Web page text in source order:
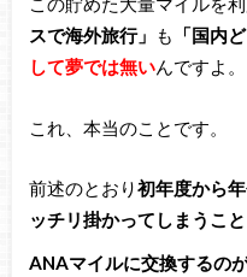
スで海外旅行」 も 「国内
して夢では無いんですよ。
これ、本当のことです。
前述のとおり初年度から
ッチリ掛かってしまうこ
ANAマイルに交換するの